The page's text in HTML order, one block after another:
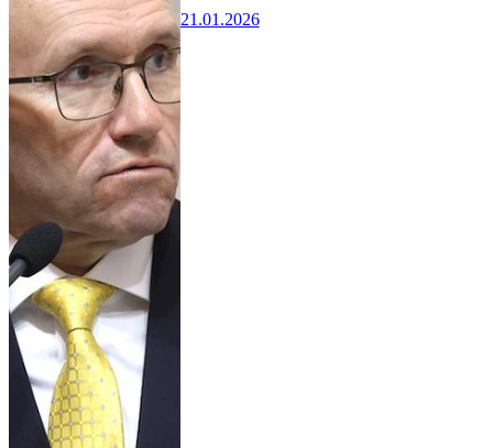
21.01.2026